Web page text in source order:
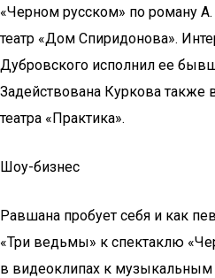
«Черном русском» по роману
театр «Дом Спиридонова».
Дубровского исполнил ее
Задействована Куркова также
театра «Практика».
Шоу-бизнес
Равшана пробует себя и как
«Три ведьмы» к спектаклю
в видеоклипах к